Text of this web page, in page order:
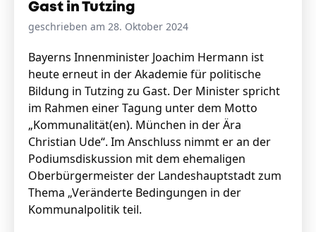
Gast in Tutzing
geschrieben am 28. Oktober 2024
Bayerns Innenminister Joachim Hermann ist
heute erneut in der Akademie für politische
Bildung in Tutzing zu Gast. Der Minister spricht
im Rahmen einer Tagung unter dem Motto
„Kommunalität(en). München in der Ära
Christian Ude“. Im Anschluss nimmt er an der
Podiumsdiskussion mit dem ehemaligen
Oberbürgermeister der Landeshauptstadt zum
Thema „Veränderte Bedingungen in der
Kommunalpolitik teil.